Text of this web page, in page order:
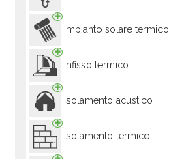
Impianto solare termico
Infisso termico
Isolamento acustico
Isolamento termico